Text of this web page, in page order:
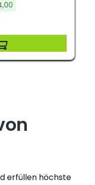
erfüllen höchste